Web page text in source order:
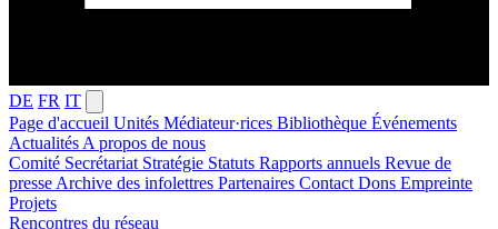
DE FR IT
Page d'accueil Unités Médiateur·rices Bibliothèque Événements
Actualités A propos de nous
Comité Secrétariat Stratégie Statuts Rapports annuels Revue de
presse Archive des infolettres Partenaires Contact Dons Empreinte
Projets
Rencontres du réseau